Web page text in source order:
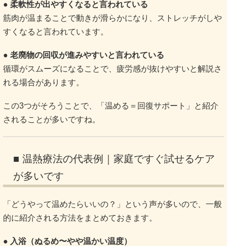
● 柔軟性が出やすくなると言われている
筋肉が温まることで動きが滑らかになり、ストレッチがしや
すくなると言われています。
● 老廃物の回収が進みやすいと言われている
循環がスムーズになることで、疲労感が抜けやすいと解説さ
れる場合があります。
この3つがそろうことで、「温める＝回復サポート」と紹介
されることが多いですね。
■ 温熱療法の代表例｜家庭ですぐ試せるケア
が多いです
「どうやって温めたらいいの？」という声が多いので、一般
的に紹介される方法をまとめておきます。
● 入浴（ぬるめ〜やや温かい温度）